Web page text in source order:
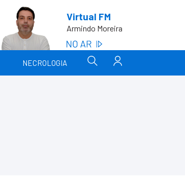
Virtual FM
Armindo Moreira
NECROLOGIA